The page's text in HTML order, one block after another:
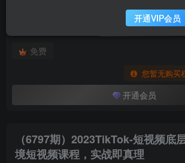
此内容为付费阅读，请付费后查看
会员专属资源
免费
您暂无购买
开通会员
（6797期）2023TikTok-短视频底
境短视频课程，实战即真理
开通VIP会员